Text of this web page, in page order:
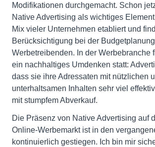
Modifikationen durchgemacht. Schon
Native Advertising als wichtiges
Mix vieler Unternehmen etabliert und
Berücksichtigung bei der
Werbetreibenden. In der Werbebranche
ein nachhaltiges Umdenken statt:
dass sie ihre Adressaten mit nützlichen
unterhaltsamen Inhalten sehr viel
mit stumpfem Abverkauf.
Die Präsenz von Native Advertising auf
Online-Werbemarkt ist in den
kontinuierlich gestiegen. Ich bin mir